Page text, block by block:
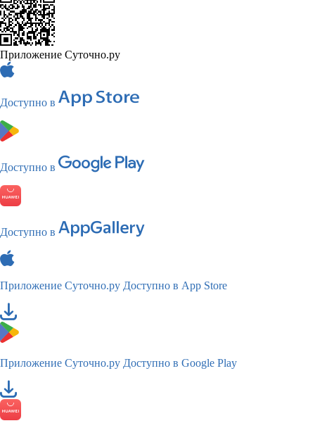
Приложение Суточно.ру
Доступно в
Доступно в
Доступно в
Приложение Суточно.ру Доступно в App Store
Приложение Суточно.ру Доступно в Google Play